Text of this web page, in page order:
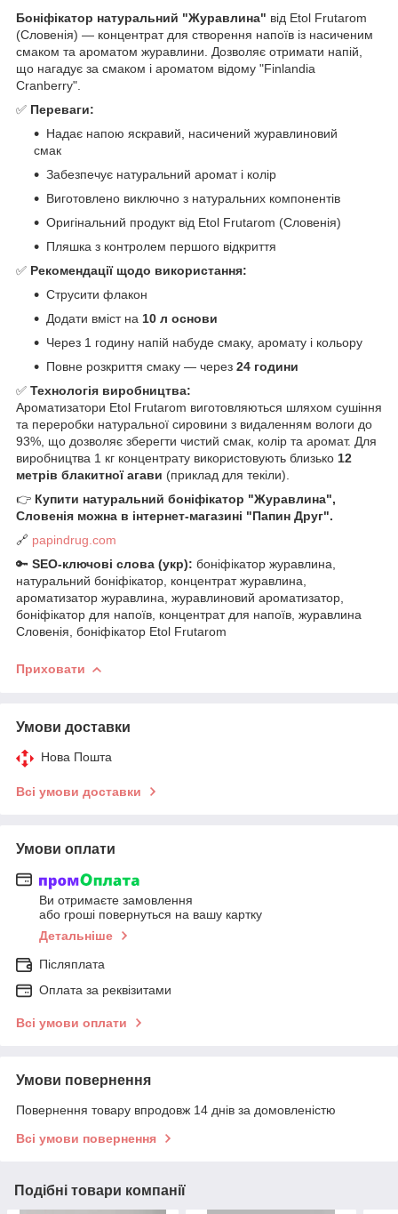
Боніфікатор натуральний "Журавлина" від Etol Frutarom
(Словенія) — концентрат для створення напоїв із насиченим
смаком та ароматом журавлини. Дозволяє отримати напій,
що нагадує за смаком і ароматом відому "Finlandia
Cranberry".
✅ Переваги:
Надає напою яскравий, насичений журавлиновий
смак
Забезпечує натуральний аромат і колір
Виготовлено виключно з натуральних компонентів
Оригінальний продукт від Etol Frutarom (Словенія)
Пляшка з контролем першого відкриття
✅ Рекомендації щодо використання:
Струсити флакон
Додати вміст на 10 л основи
Через 1 годину напій набуде смаку, аромату і кольору
Повне розкриття смаку — через 24 години
✅ Технологія виробництва:
Ароматизатори Etol Frutarom виготовляються шляхом сушіння
та переробки натуральної сировини з видаленням вологи до
93%, що дозволяє зберегти чистий смак, колір та аромат. Для
виробництва 1 кг концентрату використовують близько 12
метрів блакитної агави (приклад для текіли).
👉 Купити натуральний боніфікатор "Журавлина",
Словенія можна в інтернет-магазині "Папин Друг".
🔗 papindrug.com
🔑 SEO-ключові слова (укр): боніфікатор журавлина,
натуральний боніфікатор, концентрат журавлина,
ароматизатор журавлина, журавлиновий ароматизатор,
боніфікатор для напоїв, концентрат для напоїв, журавлина
Словенія, боніфікатор Etol Frutarom
Приховати
Умови доставки
Нова Пошта
Всі умови доставки
Умови оплати
Ви отримаєте замовлення
або гроші повернуться на вашу картку
Детальніше
Післяплата
Оплата за реквізитами
Всі умови оплати
Умови повернення
Повернення товару впродовж 14 днів за домовленістю
Всі умови повернення
Подібні товари компанії